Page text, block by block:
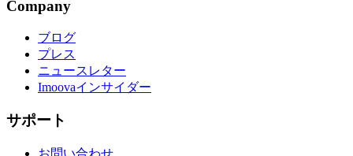
Company
ブログ
プレス
ニュースレター
Imoovaインサイダー
サポート
お問い合わせ